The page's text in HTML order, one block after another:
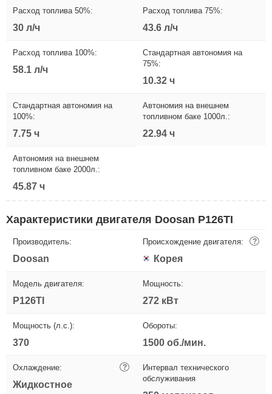
Расход топлива 50%:
30 л/ч
Расход топлива 75%:
43.6 л/ч
Расход топлива 100%:
58.1 л/ч
Стандартная автономия на
75%:
10.32 ч
Стандартная автономия на
100%:
7.75 ч
Автономия на внешнем
топливном баке 1000л.:
22.94 ч
Автономия на внешнем
топливном баке 2000л.:
45.87 ч
Характеристики двигателя Doosan P126TI
Производитель:
Doosan
Происхождение двигателя: ?
Корея
Модель двигателя:
P126TI
Мощность:
272 кВт
Мощность (л.с.):
370
Обороты:
1500 об./мин.
Охлаждение: ?
Жидкостное
Интервал технического
обслуживания